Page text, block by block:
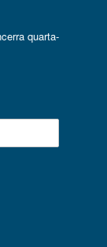
quarta-